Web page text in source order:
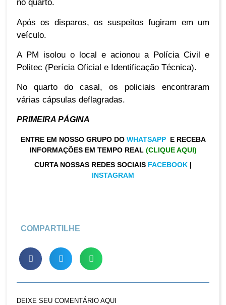
no quarto.
Após os disparos, os suspeitos fugiram em um
veículo.
A PM isolou o local e acionou a Polícia Civil e
Politec (Perícia Oficial e Identificação Técnica).
No quarto do casal, os policiais encontraram
várias cápsulas deflagradas.
PRIMEIRA PÁGINA
ENTRE EM NOSSO GRUPO DO WHATSAPP E RECEBA
INFORMAÇÕES EM TEMPO REAL (CLIQUE AQUI)
CURTA NOSSAS REDES SOCIAIS FACEBOOK |
INSTAGRAM
COMPARTILHE
DEIXE SEU COMENTÁRIO AQUI